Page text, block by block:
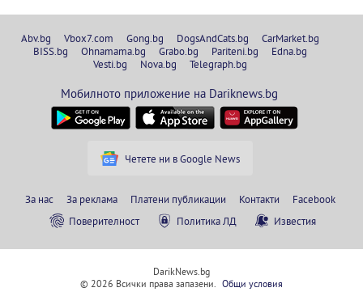
Abv.bg Vbox7.com Gong.bg DogsAndCats.bg
CarMarket.bg
BISS.bg
Ohnamama.bg Grabo.bg Pariteni.bg
Edna.bg
Vesti.bg
Nova.bg Telegraph.bg
Мобилното приложение на Dariknews.bg
Четете ни в Google News
За нас За реклама Платени публикации Контакти
Facebook
Поверителност
Политика ЛД Известия
DarikNews.bg
© 2026 Всички права запазени. Общи условия